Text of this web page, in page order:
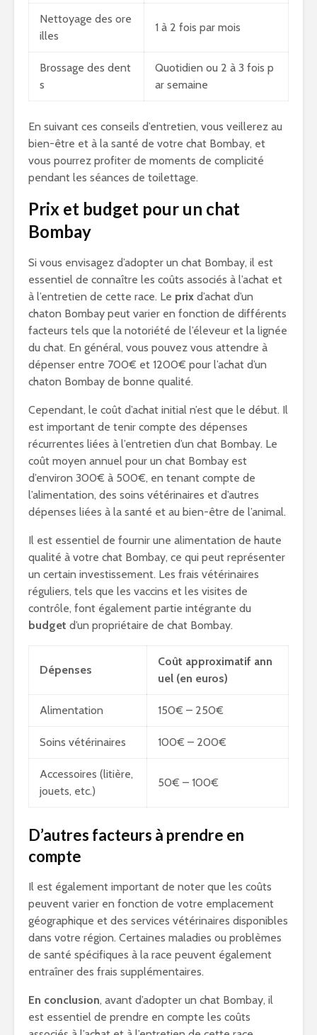
Nettoyage des ore
illes
1 à 2 fois par mois
Brossage des dent
s
Quotidien ou 2 à 3 fois p
ar semaine
En suivant ces conseils d’entretien, vous veillerez au
bien-être et à la santé de votre chat Bombay, et
vous pourrez profiter de moments de complicité
pendant les séances de toilettage.
Prix et budget pour un chat
Bombay
Si vous envisagez d’adopter un chat Bombay, il est
essentiel de connaître les coûts associés à l’achat et
à l’entretien de cette race. Le prix d’achat d’un
chaton Bombay peut varier en fonction de différents
facteurs tels que la notoriété de l’éleveur et la lignée
du chat. En général, vous pouvez vous attendre à
dépenser entre 700€ et 1200€ pour l’achat d’un
chaton Bombay de bonne qualité.
Cependant, le coût d’achat initial n’est que le début. Il
est important de tenir compte des dépenses
récurrentes liées à l’entretien d’un chat Bombay. Le
coût moyen annuel pour un chat Bombay est
d’environ 300€ à 500€, en tenant compte de
l’alimentation, des soins vétérinaires et d’autres
dépenses liées à la santé et au bien-être de l’animal.
Il est essentiel de fournir une alimentation de haute
qualité à votre chat Bombay, ce qui peut représenter
un certain investissement. Les frais vétérinaires
réguliers, tels que les vaccins et les visites de
contrôle, font également partie intégrante du
budget d’un propriétaire de chat Bombay.
Dépenses
Coût approximatif ann
uel (en euros)
Alimentation 150€ – 250€
Soins vétérinaires 100€ – 200€
Accessoires (litière,
jouets, etc.)
50€ – 100€
D’autres facteurs à prendre en
compte
Il est également important de noter que les coûts
peuvent varier en fonction de votre emplacement
géographique et des services vétérinaires disponibles
dans votre région. Certaines maladies ou problèmes
de santé spécifiques à la race peuvent également
entraîner des frais supplémentaires.
En conclusion, avant d’adopter un chat Bombay, il
est essentiel de prendre en compte les coûts